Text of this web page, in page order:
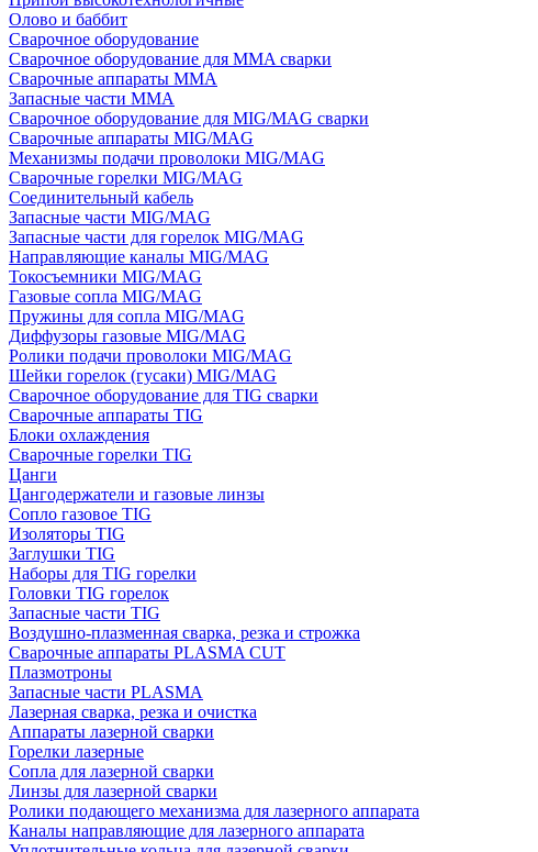
Олово и баббит
Сварочное оборудование
Сварочное оборудование для MMA сварки
Сварочные аппараты MMA
Запасные части MMA
Сварочное оборудование для MIG/MAG сварки
Сварочные аппараты MIG/MAG
Механизмы подачи проволоки MIG/MAG
Сварочные горелки MIG/MAG
Соединительный кабель
Запасные части MIG/MAG
Запасные части для горелок MIG/MAG
Направляющие каналы MIG/MAG
Токосъемники MIG/MAG
Газовые сопла MIG/MAG
Пружины для сопла MIG/MAG
Диффузоры газовые MIG/MAG
Ролики подачи проволоки MIG/MAG
Шейки горелок (гусаки) MIG/MAG
Сварочное оборудование для TIG сварки
Сварочные аппараты TIG
Блоки охлаждения
Сварочные горелки TIG
Цанги
Цангодержатели и газовые линзы
Сопло газовое TIG
Изоляторы TIG
Заглушки TIG
Наборы для TIG горелки
Головки TIG горелок
Запасные части TIG
Воздушно-плазменная сварка, резка и строжка
Сварочные аппараты PLASMA CUT
Плазмотроны
Запасные части PLASMA
Лазерная сварка, резка и очистка
Аппараты лазерной сварки
Горелки лазерные
Сопла для лазерной сварки
Линзы для лазерной сварки
Ролики подающего механизма для лазерного аппарата
Каналы направляющие для лазерного аппарата